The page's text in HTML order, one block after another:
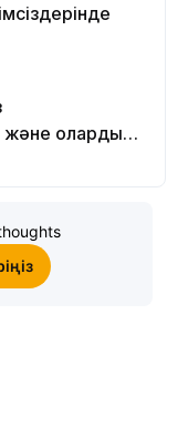
және оларды
керек?